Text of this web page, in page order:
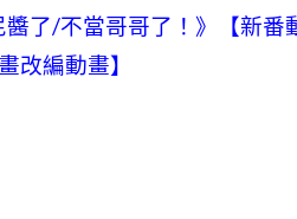
醬了/不當哥哥了！》【新
改編動畫】